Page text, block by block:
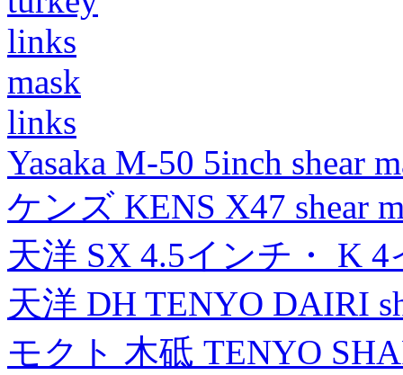
links
mask
links
Yasaka M-50 5inch shear
ケンズ KENS X47 shear
天洋 SX 4.5インチ・ K
天洋 DH TENYO DAIRI
モクト 木砥 TENYO